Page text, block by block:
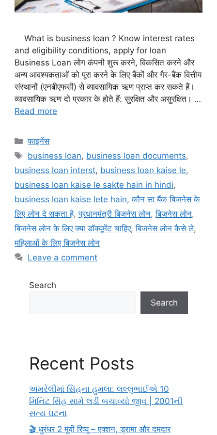
What is business loan ? Know interest rates
and eligibility conditions, apply for loan
Business Loan लोग कंपनी शुरू करने, विकसित करने और
अन्य आवश्यकताओं को पूरा करने के लिए बैंकों और गैर-बैंक वित्तीय
संस्थानों (एनबीएफसी) से व्यावसायिक ऋण प्राप्त कर सकते हैं।
व्यावसायिक ऋण दो प्रकार के होते हैं: सुरक्षित और असुरक्षित। …
Read more
Categories
फाइनेंस
Tags
business loan, business loan documents,
business loan interst, business loan kaise le,
business loan kaise le sakte hain in hindi,
business loan kaise lete hain,कौन सा बैंक बिजनेस के
लिए लोन दे सकता है,प्रधानमंत्री बिजनेस लोन,बिजनेस लोन,
बिजनेस लोन के लिए क्या डॉक्यूमेंट चाहिए,बिजनेस लोन कैसे ले,
महिलाओं के लिए बिजनेस लोन
Leave a comment
Search
Search
Recent Posts
અમરેલીમાં સિંહના હુમલા: લલ્લુભાઈએ 10
મિનિટ સિંહ સામે લડી બચાવ્યો જીવ | 2001ની
સત્ય ઘટના
🎬 धुरंधर 2 मूवी रिव्यू – एक्शन, ड्रामा और दमदार